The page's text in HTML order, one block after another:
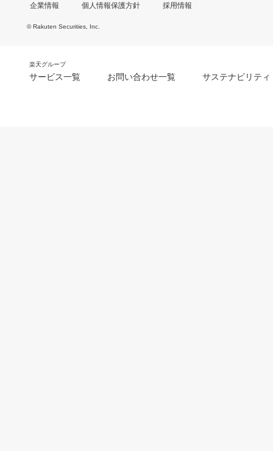
企業情報 個人情報保護方針 採用情報
© Rakuten Securities, Inc.
楽天グループ
サービス一覧 お問い合わせ一覧 サステナビリティ